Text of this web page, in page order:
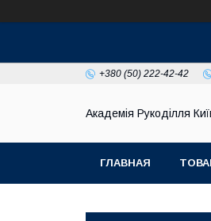
+380 (50) 222-42-42
Академія Рукоділля
ГЛАВНАЯ